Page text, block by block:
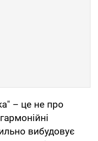
– це не про
вибудовує